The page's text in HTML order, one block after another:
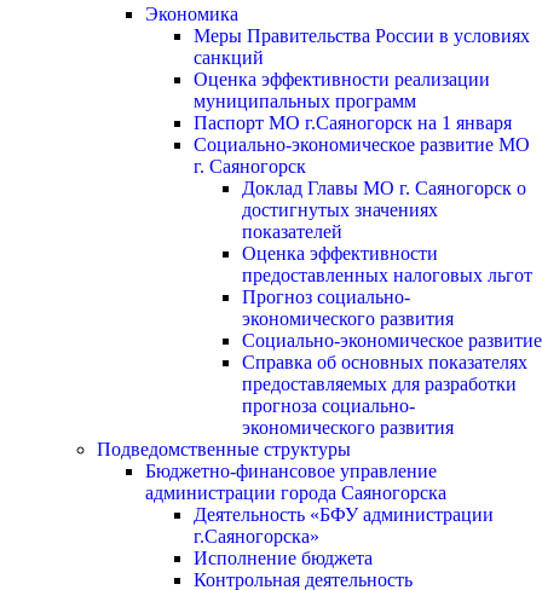
Экономика
Меры Правительства России в условиях
санкций
Оценка эффективности реализации
муниципальных программ
Паспорт МО г.Саяногорск на 1 января
Социально-экономическое развитие МО
г. Саяногорск
Доклад Главы МО г. Саяногорск о
достигнутых значениях
показателей
Оценка эффективности
предоставленных налоговых льгот
Прогноз социально-
экономического развития
Социально-экономическое развитие
Справка об основных показателях
предоставляемых для разработки
прогноза социально-
экономического развития
Подведомственные структуры
Бюджетно-финансовое управление
администрации города Саяногорска
Деятельность «БФУ администрации
г.Саяногорска»
Исполнение бюджета
Контрольная деятельность